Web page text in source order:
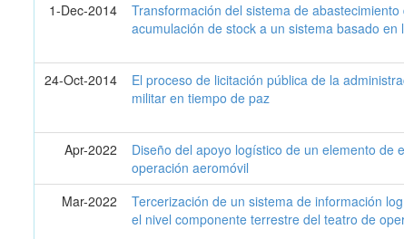
1-Dec-2014
Transformación del sistema de
acumulación de stock a un sistema basado en
24-Oct-2014
El proceso de licitación pública de la
militar en tiempo de paz
Apr-2022
Diseño del apoyo logístico de un elemento de
operación aeromóvil
Mar-2022
Tercerización de un sistema de información
el nivel componente terrestre del teatro de